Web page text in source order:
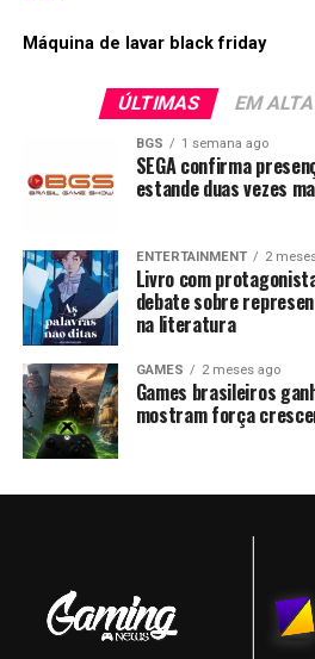
Máquina de lavar black friday
ÚLTIMAS EM ALTA
BGS 1 semana ago
SEGA confirma
estande duas vezes
ENTERTAINMENT 2
Livro com
debate sobre
na literatura
GAMES 2 meses ago
Games brasileiros
mostram força